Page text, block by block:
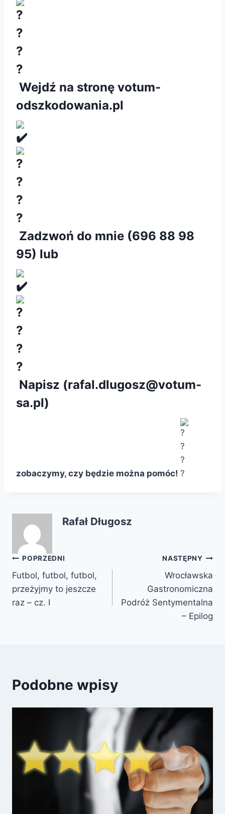
Wejdź na stronę votum-
odszkodowania.pl
Zadzwoń do mnie (696 88 98
95) lub
Napisz (rafal.dlugosz@votum-
sa.pl)
zobaczymy, czy będzie można pomóc!
Rafał Długosz
Nawigacja
wpisu
POPRZEDNI
Futbol, futbol, futbol,
przeżyjmy to jeszcze
raz – cz. I
NASTĘPNY
Wrocławska
Gastronomiczna
Podróż Sentymentalna
– Epilog
Podobne wpisy